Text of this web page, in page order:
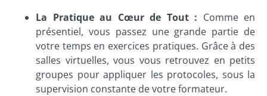
La Pratique au Cœur de Tout : Comme en
présentiel, vous passez une grande partie de
votre temps en exercices pratiques. Grâce à des
salles virtuelles, vous vous retrouvez en petits
groupes pour appliquer les protocoles, sous la
supervision constante de votre formateur.